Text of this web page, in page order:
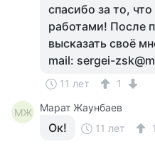
спасибо за то,
работами! После
высказать своё
mail: sergei-
11 лет 1
МЖ Марат Жаунбаев
Ок! 11 лет 1